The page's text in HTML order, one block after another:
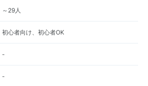
～29人
初心者向け、初心者OK
-
-